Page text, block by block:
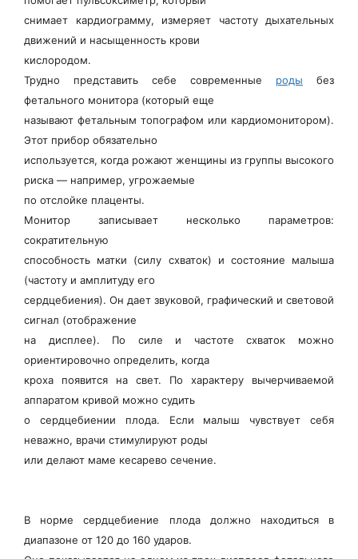
снимает кардиограмму, измеряет частоту дыхательных
движений и насыщенность крови
кислородом.
Трудно представить себе современные роды без
фетального монитора (который еще
называют фетальным топографом или кардиомонитором).
Этот прибор обязательно
используется, когда рожают женщины из группы высокого
риска — например, угрожаемые
по отслойке плаценты.
Монитор записывает несколько параметров:
сократительную
способность матки (силу схваток) и состояние малыша
(частоту и амплитуду его
сердцебиения). Он дает звуковой, графический и световой
сигнал (отображение
на дисплее). По силе и частоте схваток можно
ориентировочно определить, когда
кроха появится на свет. По характеру вычерчиваемой
аппаратом кривой можно судить
о сердцебиении плода. Если малыш чувствует себя
неважно, врачи стимулируют роды
или делают маме кесарево сечение.
В норме сердцебиение плода должно находиться в
диапазоне от 120 до 160 ударов.